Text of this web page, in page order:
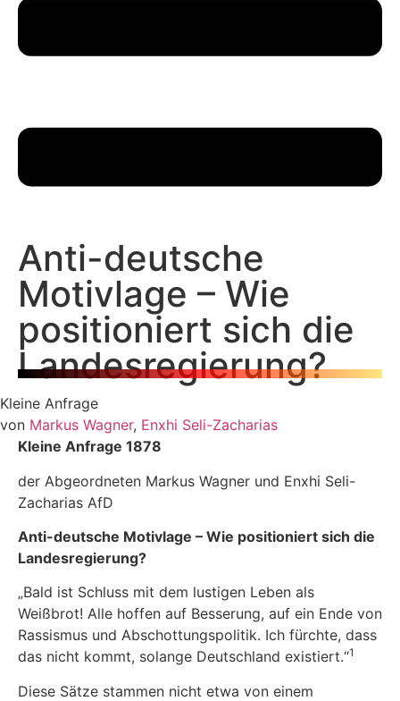
Anti-deutsche
Motivlage – Wie
positioniert sich die
Landesregierung?
Kleine Anfrage
von Markus Wagner, Enxhi Seli-Zacharias
Kleine Anfrage 1878
der Abgeordneten Markus Wagner und Enxhi Seli-
Zacharias AfD
Anti-deutsche Motivlage – Wie positioniert sich die
Landesregierung?
„Bald ist Schluss mit dem lustigen Leben als
Weißbrot! Alle hoffen auf Besserung, auf ein Ende von
Rassismus und Abschottungspolitik. Ich fürchte, dass
das nicht kommt, solange Deutschland existiert.“1
Diese Sätze stammen nicht etwa von einem